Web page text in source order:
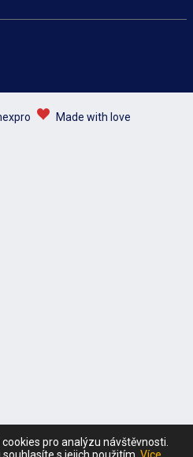
Made with love
pro analýzu návštěvnosti.